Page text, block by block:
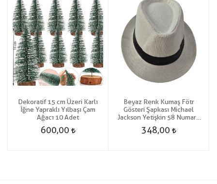
Dekoratif 15 cm Üzeri Karlı
İğne Yapraklı Yılbaşı Çam
Ağacı 10 Adet
600,00
Beyaz Renk Kumaş Fötr
Gösteri Şapkası Michael
Jackson Yetişkin 58 Numara
gösteri
348,00